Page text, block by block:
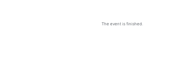
The event is finished.